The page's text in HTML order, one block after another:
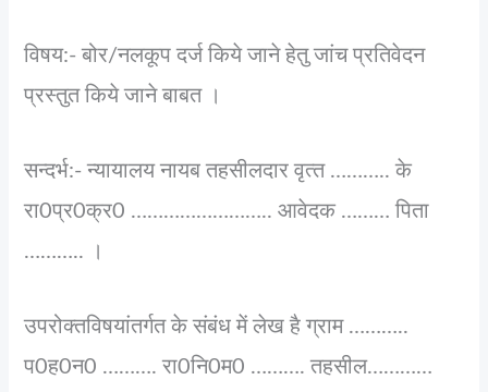
विषय:- बोर/नलकूप दर्ज किये जाने हेतु जांच प्रतिवेदन
प्रस्‍तुत किये जाने बाबत ।
सन्‍दर्भ:- न्‍यायालय नायब तहसीलदार वृत्‍त ……….. के
रा0प्र0क्र0 …………………….. आवेदक ……… पिता
……….. ।
उपरोक्‍तविषयांतर्गत के संबंध में लेख है ग्राम ………..
प0ह0न0 ………. रा0नि0म0 ………. तहसील…………